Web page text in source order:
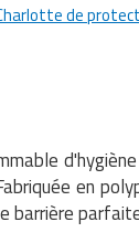
de
en
barrière